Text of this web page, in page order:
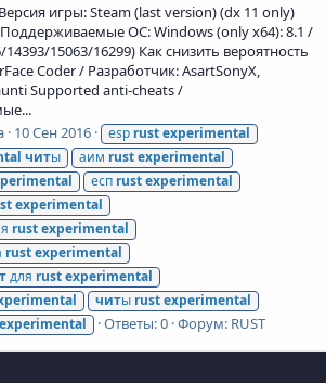
игры: Steam (last version) (dx 11 only)
ОС: Windows (only x64): 8.1 /
14393/15063/16299) Как снизить вероятность
Coder / Разработчик: AsartSonyX,
Supported anti-cheats /
10 Сен 2016 esp rustexperimental
читы аим rustexperimental
есп rustexperimental
experimental
rustexperimental
rustexperimental
для rustexperimental
читы rustexperimental
experimental Ответы: 0 Форум: RUST